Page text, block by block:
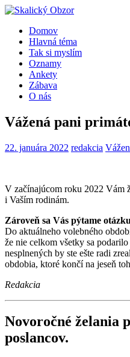
Domov
Hlavná téma
Tak si myslím
Oznamy
Ankety
Zábava
O nás
Vážená pani
22. januára 2022 redakcia
V začínajúcom roku 2022 Vám
i Vaším rodinám.
Zároveň sa Vás pýtame
Do aktuálneho volebného
že nie celkom všetky sa
nesplnených by ste ešte radi
obdobia, ktoré končí na jeseň
Redakcia
Novoročné želania
poslancov.